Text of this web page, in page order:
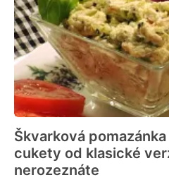
Škvarková
cukety od klasické
nerozeznáte